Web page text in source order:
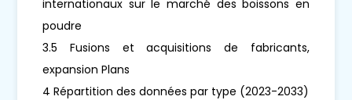
internationaux sur le marché des boissons en
poudre
3.5 Fusions et acquisitions de fabricants,
expansion Plans
4 Répartition des données par type (2023-2033)